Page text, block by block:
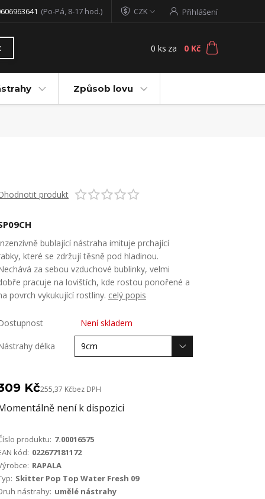
CZK Přihlášení
(Po-Pá, 8-17 hod.)
0 ks za 0 Kč
Způsob lovu
produkt
bublající nástraha imituje prchající
které se zdržují těsně pod hladinou.
za sebou vzduchové bublinky, velmi
pracuje na lovištích, kde rostou ponořené a
povrch vykukující rostliny. celý popis
Není skladem
délka
Kč255,37 Kčbez DPH
není k dispozici
produktu: 7.00016575
kód: 022677181172
RAPALA
Skitter Pop Top Water Fresh 09
nástrahy: umělé nástrahy